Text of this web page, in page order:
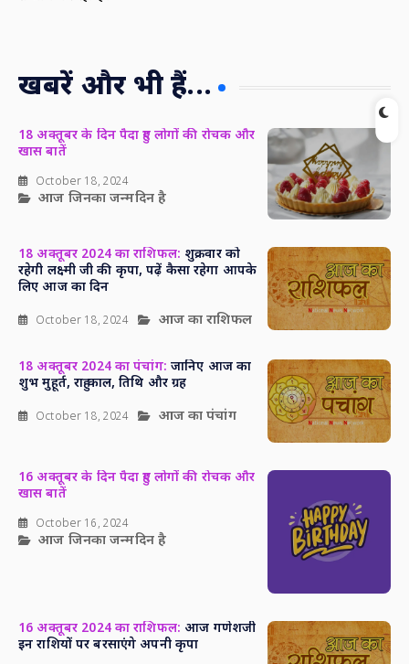
खबरें और भी हैं...
18 अक्तूबर के दिन पैदा हुए लोगों की रोचक और
खास बातें
October 18, 2024
आज जिनका जन्मदिन है
18 अक्तूबर 2024 का राशिफल: शुक्रवार को
रहेगी लक्ष्मी जी की कृपा, पढ़ें कैसा रहेगा आपके
लिए आज का दिन
October 18, 2024 आज का राशिफल
18 अक्तूबर 2024 का पंचांग: जानिए आज का
शुभ मुहूर्त, राहु काल, तिथि और ग्रह
October 18, 2024 आज का पंचांग
16 अक्तूबर के दिन पैदा हुए लोगों की रोचक और
खास बातें
October 16, 2024
आज जिनका जन्मदिन है
16 अक्तूबर 2024 का राशिफल: आज गणेशजी
इन राशियों पर बरसाएंगे अपनी कृपा